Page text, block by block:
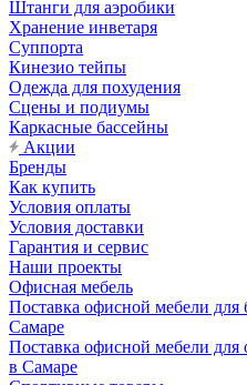
Штанги для аэробики
Хранение инветаря
Суппорта
Кинезио тейпы
Одежда для похудения
Сцены и подиумы
Каркасные бассейны
Акции
Бренды
Как купить
Условия оплаты
Условия доставки
Гарантия и сервис
Наши проекты
Офисная мебель
Поставка офисной мебели для
Самаре
Поставка офисной мебели
в Самаре